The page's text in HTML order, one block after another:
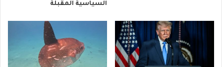
السياسية المقبلة